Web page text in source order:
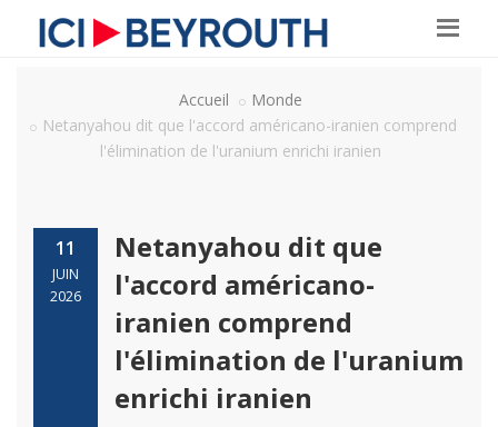
Accueil
Monde
Netanyahou dit que l'accord américano-iranien comprend
l'élimination de l'uranium enrichi iranien
11
JUIN
2026
Netanyahou dit que
l'accord américano-
iranien comprend
l'élimination de l'uranium
enrichi iranien